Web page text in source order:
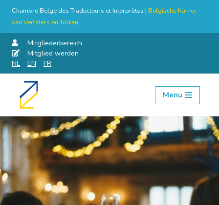
Chambre Belge des Traducteurs et Interprètes | Belgische Kamer
van Vertalers en Tolken
Mitgliederbereich
Mitglied werden
NL
EN FR
Skip
content
Menu